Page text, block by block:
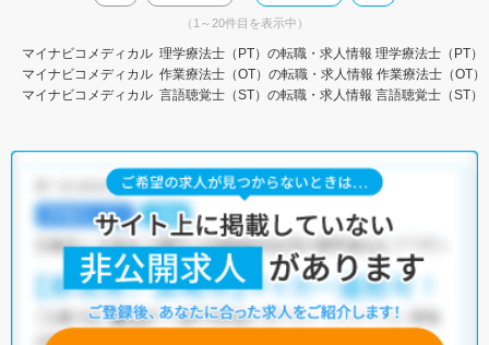
（1～20件目を表示中）
マイナビコメディカル 理学療法士（PT）の転職・求人情報 理学療法士（PT）
マイナビコメディカル 作業療法士（OT）の転職・求人情報 作業療法士（OT
マイナビコメディカル 言語聴覚士（ST）の転職・求人情報 言語聴覚士（ST）